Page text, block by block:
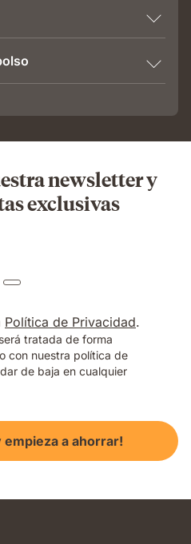
newsletter y
exclusivas
Política de Privacidad.
tratada de forma
con nuestra política de
de baja en cualquier
empieza a ahorrar!